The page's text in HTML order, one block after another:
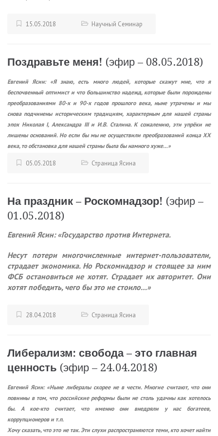
15.05.2018 Научный Семинар
Поздравьте меня! (эфир – 08.05.2018)
Евгений Ясин: «Я знаю, есть много людей, которые скажут мне, что я
беспочвенный оптимист и что большинство надежд, которые были порождены
преобразованиями 80-х и 90-х годов прошлого века, ныне утрачены и мы
снова подчинены историческим традициям, характерным для нашей страны
эпох Николая I, Александра III и И.В. Сталина. К сожалению, эти упрёки не
лишены оснований. Но если бы мы не осуществили преобразований конца ХХ
века, то обстановка для нашей страны была бы намного хуже…»
05.05.2018 Страница Ясина
На праздник – Роскомнадзор! (эфир –
01.05.2018)
Евгений Ясин: «Государство против Интернета.
Несут потери многочисленные интернет-пользователи,
страдает экономика. Но Роскомнадзор и стоящее за ним
ФСБ остановиться не хотят. Страдает их авторитет. Они
хотят победить, чего бы это не стоило…»
28.04.2018 Страница Ясина
Либерализм: свобода – это главная
ценность (эфир – 24.04.2018)
Евгений Ясин: «Ныне либералы скорее не в чести. Многие считают, что они
повинны в том, что российские реформы были не столь удачны как хотелось
бы. А кое-кто считает, что именно они внедряли у нас богатеев,
коррупционеров и т.п.
Хочу сказать, что это не так. Эти слухи распространяются теми, кто хочет найти